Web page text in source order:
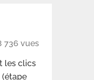
736 vues
les clics
(étape